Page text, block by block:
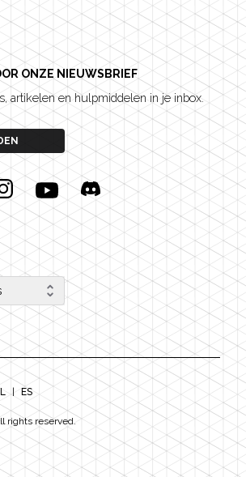
ONZE NIEUWSBRIEF
artikelen en hulpmiddelen in je inbox.
YouTubeDiscord
ES
rights reserved.